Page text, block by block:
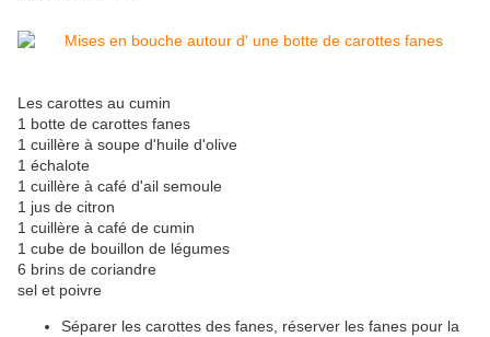
Les carottes au cumin
1 botte de carottes fanes
1 cuillère à soupe d'huile d'olive
1 échalote
1 cuillère à café d'ail semoule
1 jus de citron
1 cuillère à café de cumin
1 cube de bouillon de légumes
6 brins de coriandre
sel et poivre
Séparer les carottes des fanes, réserver les fanes pour la